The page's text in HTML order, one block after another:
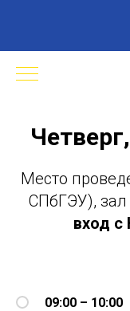
Место
СПбГЭУ), зал
вход с
09:00 – 10:00